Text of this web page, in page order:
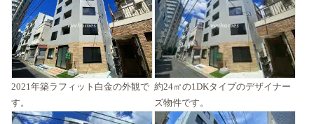
2021年築ラフィット白金の外観で
す。
約24㎡の1DKタイプのデザイナー
ズ物件です。